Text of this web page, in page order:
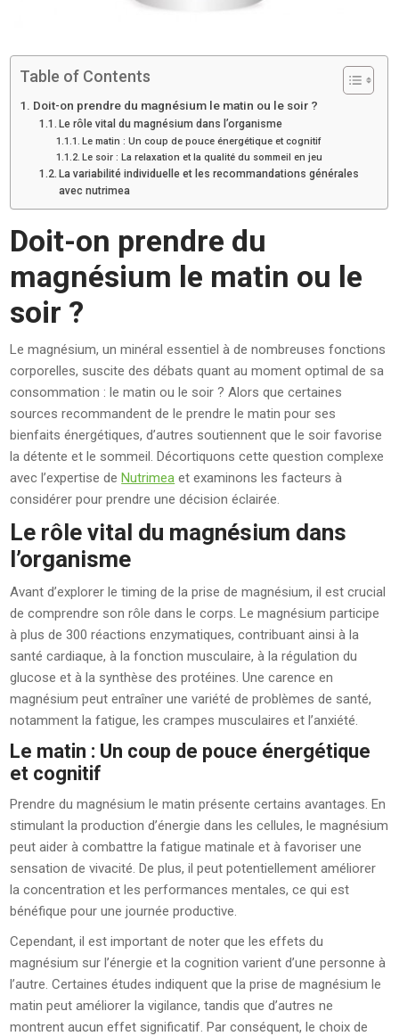
Table of Contents
Doit-on prendre du magnésium le matin ou le soir ?
Le rôle vital du magnésium dans l’organisme
Le matin : Un coup de pouce énergétique et cognitif
Le soir : La relaxation et la qualité du sommeil en jeu
La variabilité individuelle et les recommandations générales
avec nutrimea
Doit-on prendre du
magnésium le matin ou le
soir ?
Le magnésium, un minéral essentiel à de nombreuses fonctions
corporelles, suscite des débats quant au moment optimal de sa
consommation : le matin ou le soir ? Alors que certaines
sources recommandent de le prendre le matin pour ses
bienfaits énergétiques, d’autres soutiennent que le soir favorise
la détente et le sommeil. Décortiquons cette question complexe
avec l’expertise deNutrimea et examinons les facteurs à
considérer pour prendre une décision éclairée.
Le rôle vital du magnésium dans
l’organisme
Avant d’explorer le timing de la prise de magnésium, il est crucial
de comprendre son rôle dans le corps. Le magnésium participe
à plus de 300 réactions enzymatiques, contribuant ainsi à la
santé cardiaque, à la fonction musculaire, à la régulation du
glucose et à la synthèse des protéines. Une carence en
magnésium peut entraîner une variété de problèmes de santé,
notamment la fatigue, les crampes musculaires et l’anxiété.
Le matin : Un coup de pouce énergétique
et cognitif
Prendre du magnésium le matin présente certains avantages. En
stimulant la production d’énergie dans les cellules, le magnésium
peut aider à combattre la fatigue matinale et à favoriser une
sensation de vivacité. De plus, il peut potentiellement améliorer
la concentration et les performances mentales, ce qui est
bénéfique pour une journée productive.
Cependant, il est important de noter que les effets du
magnésium sur l’énergie et la cognition varient d’une personne à
l’autre. Certaines études indiquent que la prise de magnésium le
matin peut améliorer la vigilance, tandis que d’autres ne
montrent aucun effet significatif. Par conséquent, le choix de